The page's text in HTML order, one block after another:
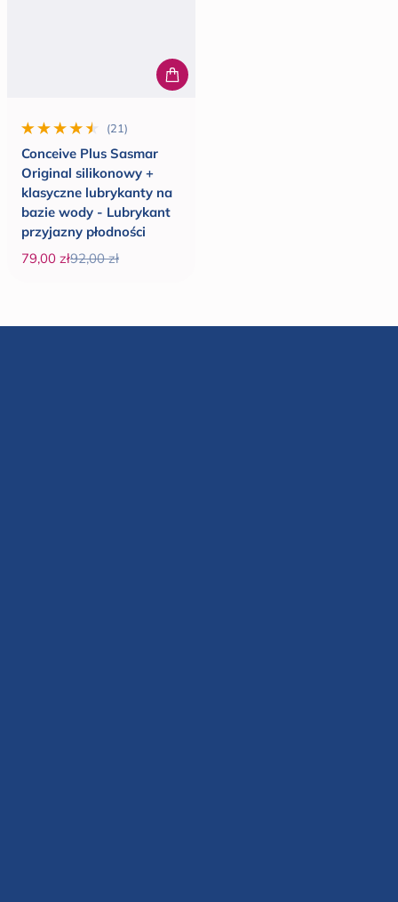
(21)
21 wszystkie recenzje
Conceive Plus Sasmar
Original silikonowy +
klasyczne lubrykanty na
bazie wody - Lubrykant
przyjazny płodności
79,00 zł92,00 zł